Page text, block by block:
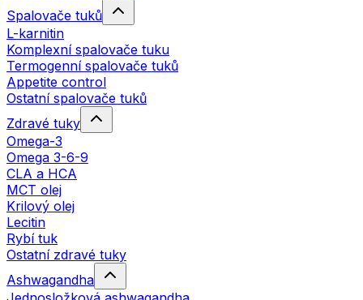
Spalovače tuků
L-karnitin
Komplexní spalovače tuku
Termogenní spalovače tuků
Appetite control
Ostatní spalovače tuků
Zdravé tuky
Omega-3
Omega 3-6-9
CLA a HCA
MCT olej
Krilový olej
Lecitin
Rybí tuk
Ostatní zdravé tuky
Ashwagandha